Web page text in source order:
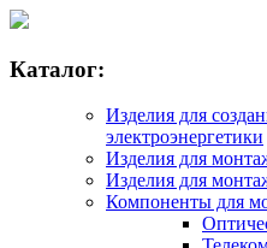
Каталог:
Изделия для
электроэнергетики
Изделия для
Изделия для
Компоненты для